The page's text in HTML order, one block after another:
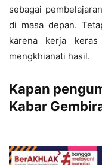
sebagai
di masa depan.
karena kerja
mengkhianati hasil.
Kapan
Kabar